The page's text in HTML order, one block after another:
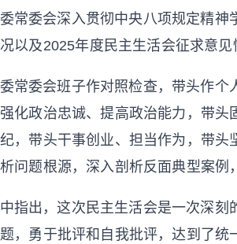
委常委会深入贯彻中央八项规定精
以及2025年度民主生活会征求意见
委常委会班子作对照检查，带头作
强化政治忠诚、提高政治能力，带
，带头干事创业、担当作为，带
问题根源，深入剖析反面典型案例
指出，这次民主生活会是一次深刻
，勇于批评和自我批评，达到了统